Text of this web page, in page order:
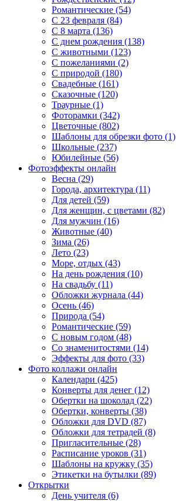
Романтические (54)
С 23 февраля (84)
С 8 марта (136)
С днем рождения (138)
С животными (123)
С пожеланиями (2)
С природой (180)
Свадебные (161)
Сказочные (120)
Траурные (1)
Фоторамки (342)
Цветочные (802)
Шаблоны для обрезки фото (1)
Школьные (237)
Юбилейные (56)
Фотоэффекты онлайн
Весна (29)
Города, архитектура (11)
Для детей (59)
Для женщин, с цветами (82)
Для мужчин (16)
Животные (40)
Зима (26)
Лето (23)
Море, отдых (43)
На день рождения (10)
На свадьбу (11)
Обложки журнала (44)
Осень (46)
Природа (54)
Романтические (59)
С новым годом (48)
Со знаменитостями (14)
Эффекты для фото (33)
Фото коллажи онлайн
Календари (425)
Конверты для денег (12)
Обертки на шоколад (22)
Обертки, конверты (38)
Обложки для DVD (87)
Обложки для тетрадей (8)
Пригласительные (28)
Расписание уроков (31)
Шаблоны на кружку (35)
Этикетки на бутылки (89)
Открытки
День учителя (6)